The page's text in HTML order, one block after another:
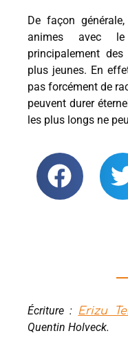
De façon
animes avec le
principalement
plus jeunes. En
pas forcément de
peuvent durer
les plus longs ne
Écriture : Erizu
Quentin Holveck.